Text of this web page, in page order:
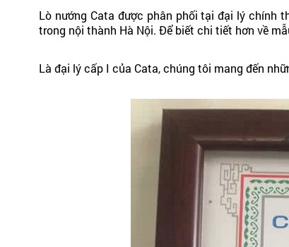
Lò nướng Cata được phân phối tại đại lý chính
trong nội thành Hà Nội. Để biết chi tiết hơn về
Là đại lý cấp I của Cata, chúng tôi mang đến